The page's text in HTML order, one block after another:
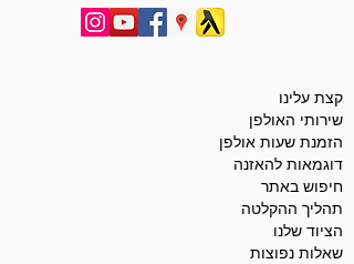
קצת עלינו
שירותי האולפן
הזמנת שעות אולפן
דוגמאות להאזנה
חיפוש באתר
תהליך ההקלטה
הציוד שלנו
שאלות נפוצות